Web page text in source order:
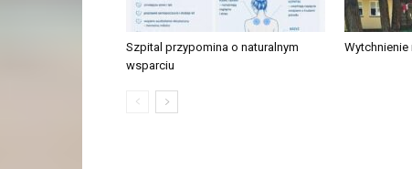
Szpital przypomina o naturalnym
wsparciu